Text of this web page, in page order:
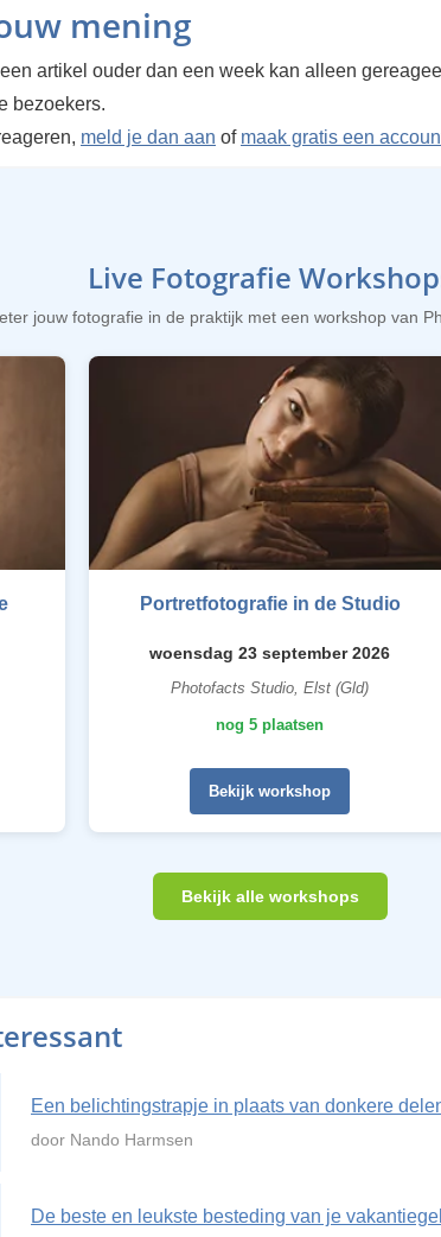
mening
artikel ouder dan een week kan alleen
bezoekers.
meld je dan aan of maak gratis een
Live Fotografie
jouw fotografie in de praktijk met een workshop van
Portretfotografie in de Studio
woensdag 23 september 2026
Photofacts Studio, Elst (Gld)
nog 5 plaatsen
Bekijk workshop
Bekijk alle workshops
Een belichtingstrapje in plaats van donkere
door Nando Harmsen
De beste en leukste besteding van je